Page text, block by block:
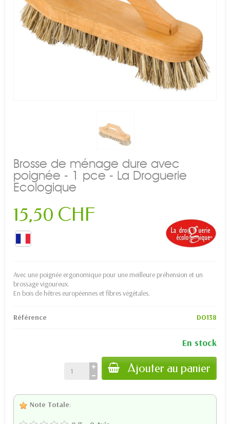
Brosse de ménage dure avec
poignée - 1 pce - La Droguerie
Ecologique
15,50 CHF
Avec une poignée ergonomique pour une meilleure préhension et un
brossage vigoureux.
En bois de hêtres européennes et fibres végétales.
Référence DO138
En stock
Ajouter au panier
Note Totale: